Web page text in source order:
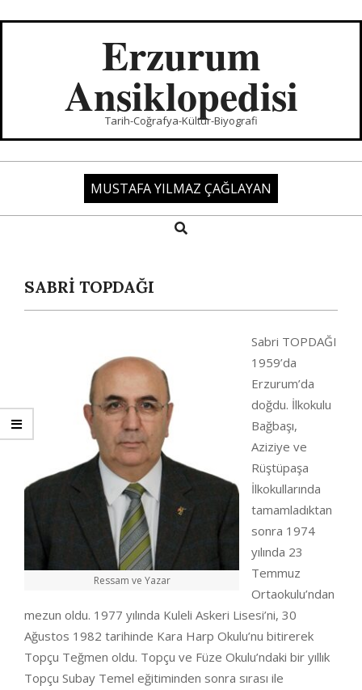
Erzurum
Ansiklopedisi
Tarih-Coğrafya-Kültür-Biyografi
MUSTAFA YILMAZ ÇAĞLAYAN
Search
SABRİ TOPDAĞI
Ressam ve Yazar
Sabri TOPDAĞI
1959’da
Erzurum’da
doğdu. İlkokulu
Bağbaşı,
Aziziye ve
Rüştüpaşa
İlkokullarında
tamamladıktan
sonra 1974
yılında 23
Temmuz
Ortaokulu’ndan
mezun oldu. 1977 yılında Kuleli Askeri Lisesi’ni, 30
Ağustos 1982 tarihinde Kara Harp Okulu’nu bitirerek
Topçu Teğmen oldu. Topçu ve Füze Okulu’ndaki bir yıllık
Topçu Subay Temel eğitiminden sonra sırası ile